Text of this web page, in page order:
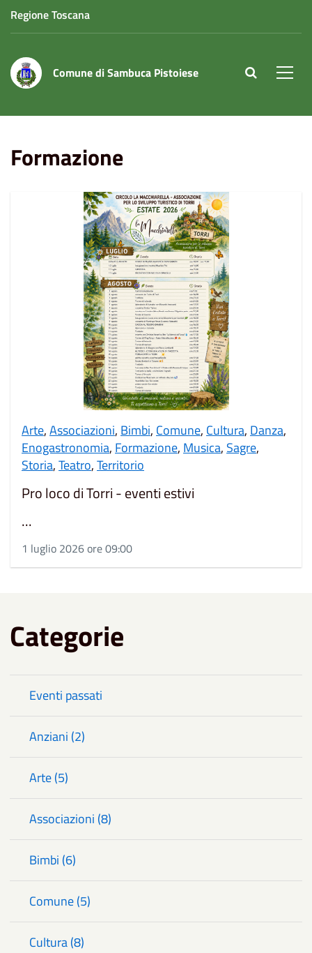
Regione Toscana
Comune di Sambuca Pistoiese site.searc
Formazione
Arte,Associazioni, Bimbi, Comune, Cultura, Danza,
Enogastronomia, Formazione, Musica, Sagre,
Storia,Teatro,Territorio
Pro loco di Torri - eventi estivi
...
1 luglio 2026 ore 09:00
Categorie
Eventi passati
Anziani (2)
Arte (5)
Associazioni (8)
Bimbi (6)
Comune (5)
Cultura (8)